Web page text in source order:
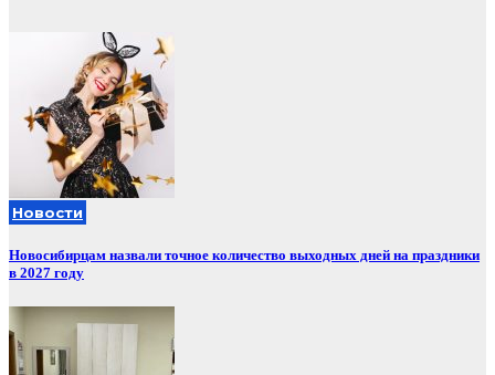
Новости
Новосибирцам назвали точное количество выходных дней на праздники
в 2027 году